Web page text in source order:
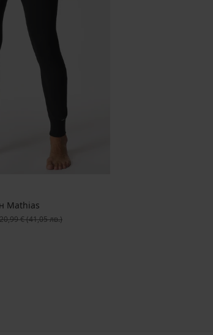
Mathias
цена
20,99 €(41,05 лв.)